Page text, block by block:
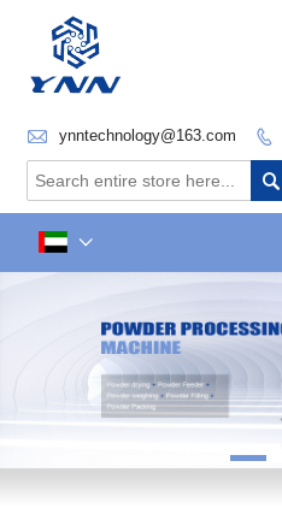
 ynntechnology@163.com 

